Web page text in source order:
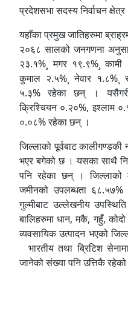
प्रदेशसभा सदस्य निर्वाचन
यहाँका प्रमुख जातिहरुमा
२०६८ सालको जनगणना
२३.१%¸ ‍मगर १९.९%¸ कामी
कुमाल २.५%¸ नेवार १.८%¸
५.३% रहेका छन् ।
क्रिश्चियन ०.२०%, इश्‍लाम
०.०८% रहेका छन् ।
जिल्लाको पूर्वबाट
भएर बगेको छ । यसका साथै
पनि रहेका छन् । जिल्लाको
जमीनको उपलब्धता
गुल्मीबाट उल्लेखनीय
बालिहरुमा धान, मकै, गहुँ,
व्यवसायिक उत्पादन भएको
भारतीय तथा ब्रिटिश
जानेको संख्या पनि उत्तिकै रहेको